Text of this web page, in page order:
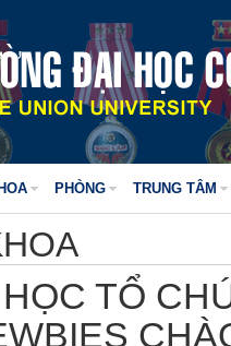
PHÒNG TRUNG TÂM
TỔ